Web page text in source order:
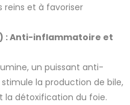
reins et à favoriser
: Anti-inflammatoire et
un puissant anti-
la production de bile,
la détoxification du foie.